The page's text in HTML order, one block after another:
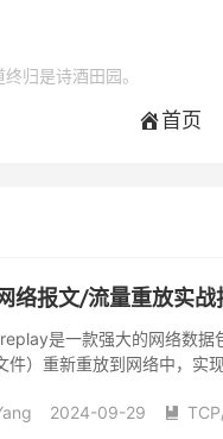
归是诗酒田园。
首页
络报文/流量重放实战
是一款强大的网络数据
件）重新重放到网络中，实
2024-09-29 